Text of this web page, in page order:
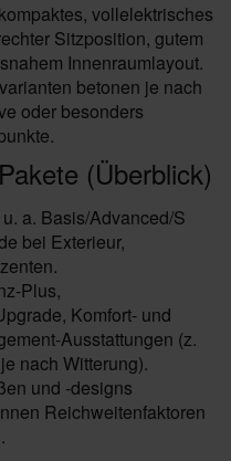
vollelektrisches
Sitzposition, gutem
Innenraumlayout.
betonen je nach
oder besonders
(Überblick)
a. Basis/Advanced/S
bei Exterieur,
Plus,
Komfort- und
Ausstattungen (z.
nach Witterung).
und -designs
Reichweitenfaktoren